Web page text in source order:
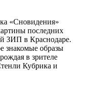
«Сновидения»
последних
ЗИП в Краснодаре.
знакомые образы
в зрителе
Кубрика и